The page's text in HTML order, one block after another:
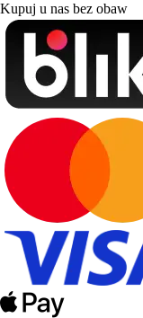
Kupuj u nas bez obaw